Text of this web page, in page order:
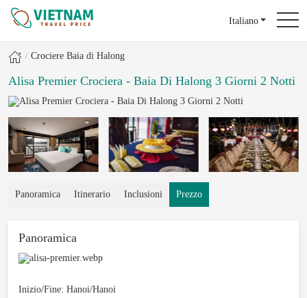
Italiano
Crociere Baia di Halong
Alisa Premier Crociera - Baia Di Halong 3 Giorni 2 Notti
Panoramica Itinerario Inclusioni Prezzo
Panoramica
Inizio/Fine: Hanoi/Hanoi